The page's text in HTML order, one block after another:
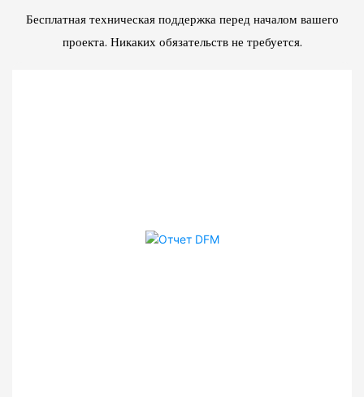
Бесплатная техническая поддержка перед началом вашего
проекта. Никаких обязательств не требуется.